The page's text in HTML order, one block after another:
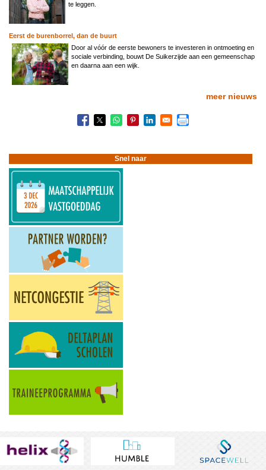
te leggen.
Eerst de burenborrel, dan de buurt
Door al vóór de eerste bewoners te investeren in ontmoeting en
sociale verbinding, bouwt De Suikerzijde aan een gemeenschap
en daarna aan een wijk.
meer nieuws
Snel naar